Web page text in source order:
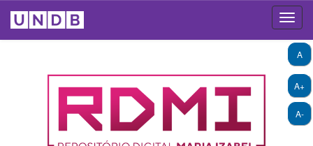
A+
A-
A